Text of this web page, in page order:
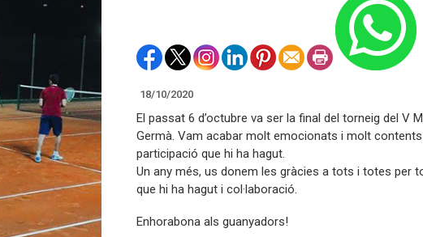
18/10/2020
El passat 6 d’octubre va ser la final del torneig del V
Germà. Vam acabar molt emocionats i molt
participació que hi ha hagut.
Un any més, us donem les gràcies a tots i totes per
que hi ha hagut i col·laboració.
Enhorabona als guanyadors!